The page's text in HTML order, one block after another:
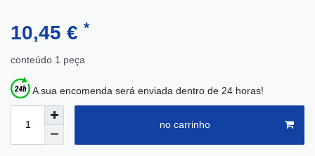
10,45 € *
conteúdo 1 peça
A sua encomenda será enviada dentro de 24 horas!
no carrinho